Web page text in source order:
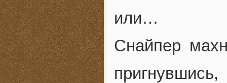
или…
Снайпер